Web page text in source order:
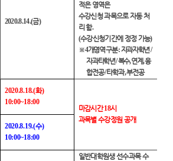
2020.8.14.(금)
적은 영역은
수강신청 과목으로 자동 처
리 함.
(수강신청기간에 정정 가능)
※4개영역 구분:자과자학년/
자과타학년/복수,연계,융
합전공/타학과,부전공
2020.8.18.(화)
10:00~18:00
마감시간18시
과목별 수강정원 공개
2020.8.19.(수)
10:00~18:00
일반대학원생 선수과목 수